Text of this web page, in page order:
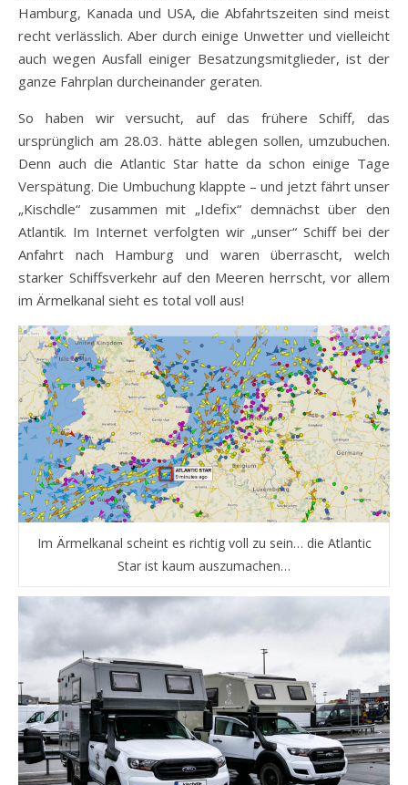
Hamburg, Kanada und USA, die Abfahrtszeiten sind meist
recht verlässlich. Aber durch einige Unwetter und vielleicht
auch wegen Ausfall einiger Besatzungsmitglieder, ist der
ganze Fahrplan durcheinander geraten.
So haben wir versucht, auf das frühere Schiff, das
ursprünglich am 28.03. hätte ablegen sollen, umzubuchen.
Denn auch die Atlantic Star hatte da schon einige Tage
Verspätung. Die Umbuchung klappte – und jetzt fährt unser
„Kischdle“ zusammen mit „Idefix“ demnächst über den
Atlantik. Im Internet verfolgten wir „unser“ Schiff bei der
Anfahrt nach Hamburg und waren überrascht, welch
starker Schiffsverkehr auf den Meeren herrscht, vor allem
im Ärmelkanal sieht es total voll aus!
Im Ärmelkanal scheint es richtig voll zu sein… die Atlantic
Star ist kaum auszumachen…